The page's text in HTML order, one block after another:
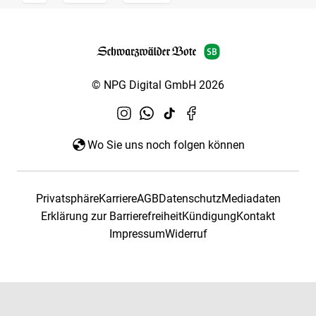
© NPG Digital GmbH 2026
Wo Sie uns noch folgen können
PrivatsphäreKarriereAGBDatenschutzMediadaten
Erklärung zur BarrierefreiheitKündigungKontakt
ImpressumWiderruf